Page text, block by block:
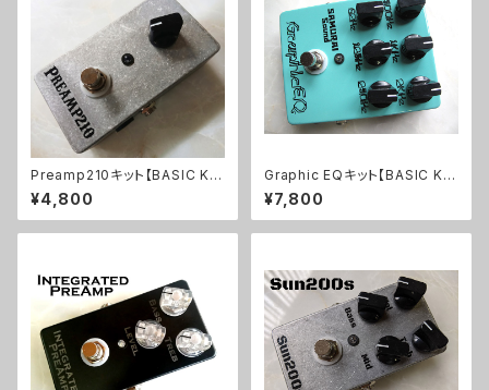
Preamp210キット【BASIC KI
T】
¥4,800
Graphic EQキット【BASIC KI
T】
¥7,800